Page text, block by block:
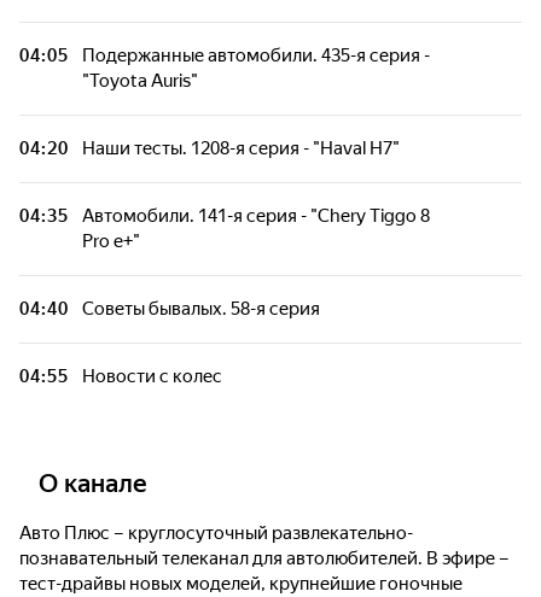
Chevrolet Corvette C2 1963! Последний из
рода Grand Sport..."
Новости с колес
Автомобили. 128-я серия
7L"
Гаражные записки. 10-я серия - "2000 год"
04:05
Подержанные автомобили. 435-я серия -
"Toyota Auris"
04:20 Наши тесты. 1208-я серия - "Haval H7"
04:35
Автомобили. 141-я серия - "Chery Tiggo 8
Pro e+"
04:40 Советы бывалых. 58-я серия
04:55 Новости с колес
О канале
Авто Плюс – круглосуточный развлекательно-
познавательный телеканал для автолюбителей. В эфире –
тест-драйвы новых моделей, крупнейшие гоночные